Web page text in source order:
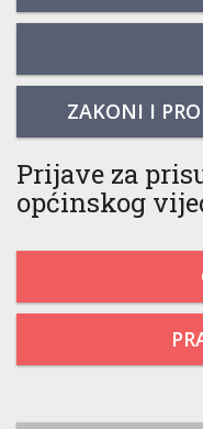
ZAKONI I
Prijave za
općinskog